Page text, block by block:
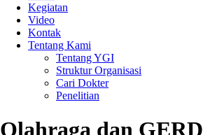
Kegiatan
Video
Kontak
Tentang Kami
Tentang YGI
Struktur Organisasi
Cari Dokter
Penelitian
Olahraga dan GERD